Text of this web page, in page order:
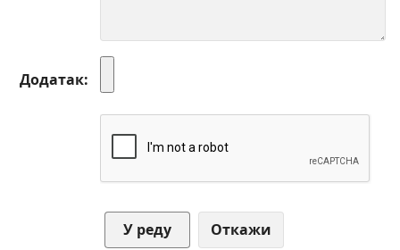
Додатак
Откажи